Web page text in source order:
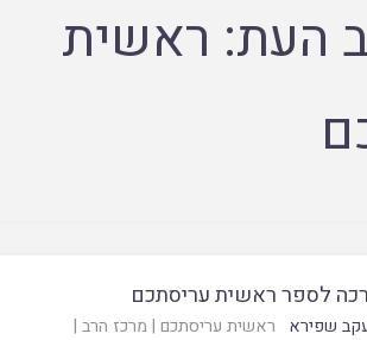
העת: ראשית
לספר ראשית עריסתכם
שפירא ראשית עריסתכם | מרכז הרב |